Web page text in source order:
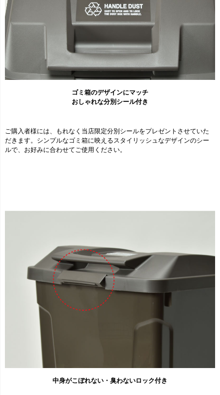
ゴミ箱のデザインにマッチ
おしゃれな分別シール付き
ご購入者様には、もれなく当店限定分別シールをプレゼントさせていた
だきます。シンプルなゴミ箱に映えるスタイリッシュなデザインのシー
ルで、お好みに合わせてご使用ください。
中身がこぼれない・臭わないロック付き